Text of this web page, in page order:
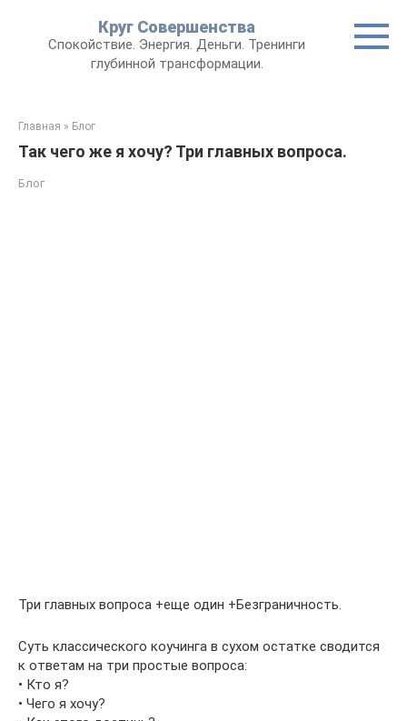
Круг Совершенства
Спокойствие. Энергия. Деньги. Тренинги
глубинной трансформации.
Главная » Блог
Так чего же я хочу? Три главных вопроса.
Блог
Три главных вопроса +еще один +Безграничность.
Суть классического коучинга в сухом остатке сводится
к ответам на три простые вопроса:
• Кто я?
• Чего я хочу?